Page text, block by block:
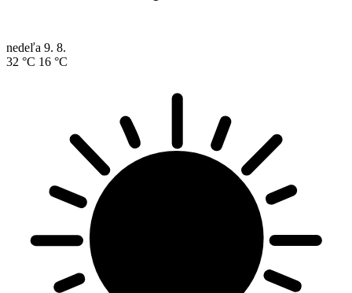
nedeľa 9. 8.
32 °C 16 °C